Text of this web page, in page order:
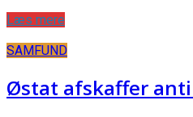
Læs mere
SAMFUND
Østat afskaffer anti